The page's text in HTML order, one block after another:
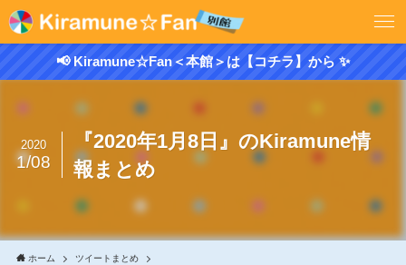
📢 Kiramune☆Fan＜本館＞は【コチラ】から ✨
『2020年1月8日』のKiramune情
報まとめ
2020
1/08
ホーム ツイートまとめ